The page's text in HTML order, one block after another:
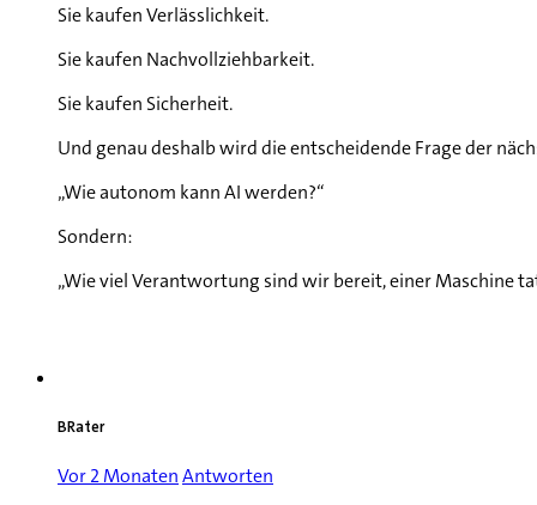
Sie kaufen Verlässlichkeit.
Sie kaufen Nachvollziehbarkeit.
Sie kaufen Sicherheit.
Und genau deshalb wird die entscheidende Frage der
„Wie autonom kann AI werden?“
Sondern:
„Wie viel Verantwortung sind wir bereit, einer Maschine
BRater
Vor 2 MonatenAntworten